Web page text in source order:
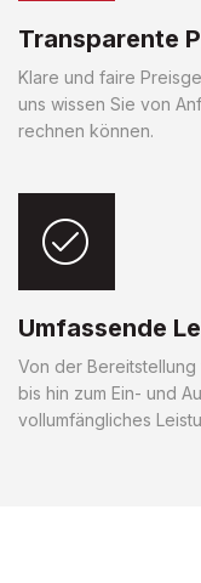
Transparente
Klare und faire
uns wissen Sie von
rechnen können.
Umfassende
Von der
bis hin zum Ein- und
vollumfängliches